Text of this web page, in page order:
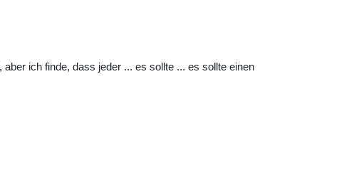
ich finde, dass jeder ... es sollte ... es sollte einen